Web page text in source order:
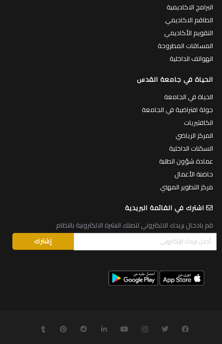
البرامج الاكاديمية
الطاقم الاكاديمي
التقويم الأكاديمي
المساقات المطروحة
الهواتف الداخلية
الحياة في جامعة القدس
الحياة في الجامعة
جولة افتراضية في الجامعة
الكافتيريات
المركز الرياضي
السكنات الداخلية
عمادة شؤون الطلبة
حاضنة الأعمال
مركز التطوير المهني
اشترك في القائمة البريدية
قم بادخال بريدك الالكتروني لتصلك النشرة الالكترونية بانتظام